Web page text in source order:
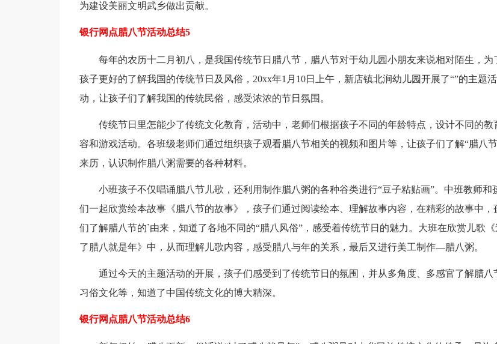
为建设美丽文明武乡做出贡献。
银行网点腊八节活动总结5
每年的农历十二月初八，是我国传统节日腊八节，腊八节对于幼儿园小朋友来说相对陌生，为
孩子更好的了解我国的传统节日及风俗，20xx年1月10日上午，新店镇北涧幼儿园开展了“”的主题活
动，让孩子们了解我国的传统民俗，感受浓浓的节日氛围。
传统节日里怎能少了传统文化教育，活动中，老师们根据孩子不同的年龄特点，设计不同的教
容和游戏活动。各班级老师们通过组织孩子观看腊八节相关的视频和图片等，让孩子们了解“腊八
来历，认识制作腊八粥需要的各种材料。
小班孩子不仅唱诵腊八节儿歌，还利用制作腊八粥的各种谷类进行“豆子粘贴画”。中班教师和
们一起欣赏绘本故事《腊八节的故事》，孩子们通过阅读绘本、理解故事内容，在精彩的故事中，
们了解腊八节的`由来，知道了各地不同的“腊八风俗”，感受着传统节日的魅力。大班在欣赏儿歌《
了腊八就是年》中，从而理解儿歌内容，感受腊八与年的关系，最后又进行美工制作—腊八粥。
通过今天的主题活动的开展，孩子们感受到了传统节日的氛围，并从多角度、多感官了解腊八
习俗文化等，知道了中国传统文化的博大精深。
银行网点腊八节活动总结6